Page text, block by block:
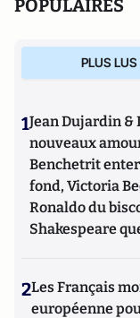
POPULAIRES
PLUS LUS
1Jean Dujardin
nouveaux
Benchetrit
fond, Victoria
Ronaldo du
Shakespeare
2Les Français
européenne